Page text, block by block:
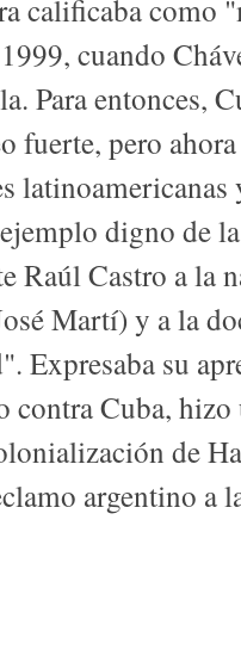
calificaba como
cuando
Para entonces,
fuerte, pero
digno de
Raúl Castro a la
Martí) y a la
Expresaba su
contra Cuba,
de
argentino a